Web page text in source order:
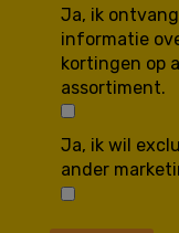
Ja, ik
informatie
kortingen op
assortiment.
Ja, ik wil
ander